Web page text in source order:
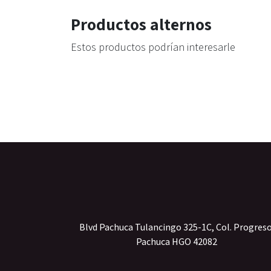
Productos alternos
Estos productos podrían interesarle
Blvd Pachuca Tulancingo 325-1C, Col.
Pachuca HGO 42082